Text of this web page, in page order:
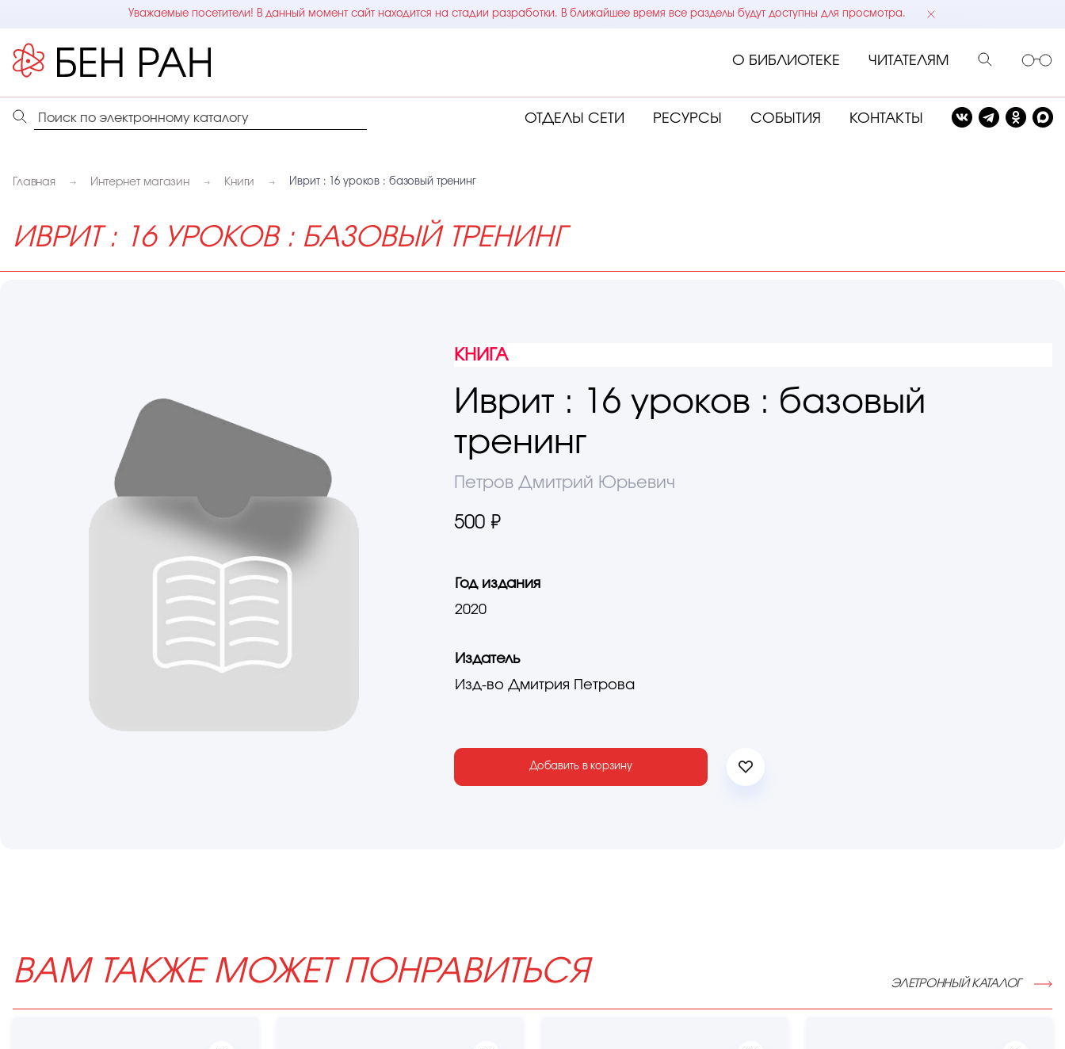
Уважаемые посетители! В данный момент сайт находится на стадии разработки. В ближайшее время все разделы будут доступны для просмотра.
О БИБЛИОТЕКЕ ЧИТАТЕЛЯМ
ОТДЕЛЫ СЕТИ РЕСУРСЫ СОБЫТИЯ КОНТАКТЫ
Главная Интернет магазин Книги Иврит : 16 уроков : базовый тренинг
ИВРИТ : 16 УРОКОВ : БАЗОВЫЙ ТРЕНИНГ
КНИГА
Иврит : 16 уроков : базовый
тренинг
Петров Дмитрий Юрьевич
500 ₽
Год издания
2020
Издатель
Изд-во Дмитрия Петрова
Добавить в корзину
ВАМ ТАКЖЕ МОЖЕТ ПОНРАВИТЬСЯ ЭЛЕТРОННЫЙ КАТАЛОГ